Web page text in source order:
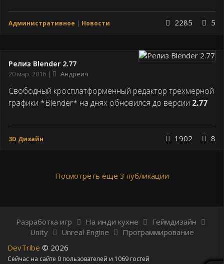
Административное Новости 2285 5
Релиз Blender 2.77
Дата
20 мар. 2016 Андреич
Свободный кросплатформенный редактор трёхмерной
графики *Blender* на днях обновился до версии 2.77
3D Дизайн 1902 8
Посмотреть еще 3 публикации
Разработка игр На инди кухне
Геймдизайн
Unity
Unreal Engine
Программирование
DevTribe © 2026
Сейчас на сайте 0 пользователей и 1069 гостей